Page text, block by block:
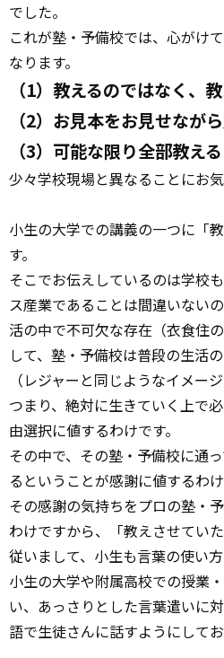
でした。
これが塾・予備校では、心がけ
なります。
（1）教えるのではなく、
（2）お見本をお見せなが
（3）可能な限り全部教える
少々学校現場と異なることにお気
小生の大学での講義の一つに「
す。
そこでお伝えしているのは学校
ス産業であることは間違いない
活の中で不可欠な存在（衣食住
して、塾・予備校は普段の生活
（レジャーと同じようなイメージ
つまり、絶対に生きていく上で
由選択に値するわけです。
その中で、その塾・予備校に通
るということが感謝に値するわけ
その感謝の気持ちをプロの塾・
わけですから、「教えさせてい
従いまして、小生も言葉の使い
小生の大学や附属高校での授業
い、あっさりとした言葉遣いに
語で生徒さんに話すようにしてお